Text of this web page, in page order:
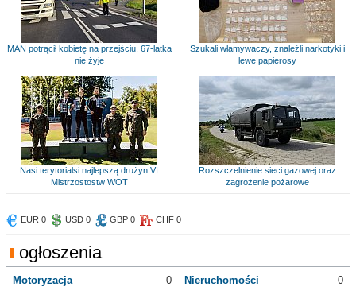
MAN potrącił kobietę na przejściu. 67-latka
nie żyje
Szukali włamywaczy, znaleźli narkotyki i
lewe papierosy
Nasi terytorialsi najlepszą drużyn VI
Mistrzostostw WOT
Rozszczelnienie sieci gazowej oraz
zagrożenie pożarowe
EUR 0 USD 0 GBP 0 CHF 0
ogłoszenia
Motoryzacja 0 Nieruchomości 0